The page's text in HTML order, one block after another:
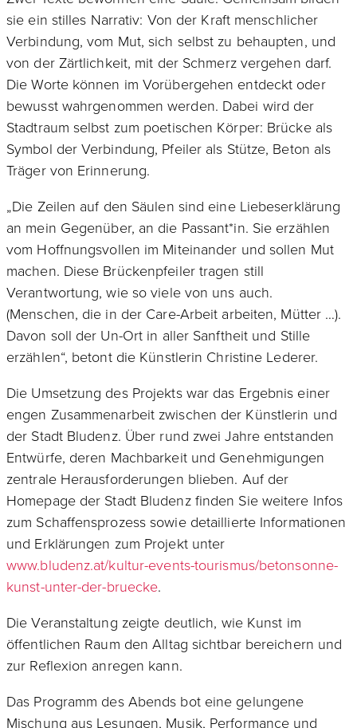
sie ein stilles Narrativ: Von der Kraft menschlicher
Verbindung, vom Mut, sich selbst zu behaupten, und
von der Zärtlichkeit, mit der Schmerz vergehen darf.
Die Worte können im Vorübergehen entdeckt oder
bewusst wahrgenommen werden. Dabei wird der
Stadtraum selbst zum poetischen Körper: Brücke als
Symbol der Verbindung, Pfeiler als Stütze, Beton als
Träger von Erinnerung.
„Die Zeilen auf den Säulen sind eine Liebeserklärung
an mein Gegenüber, an die Passant*in. Sie erzählen
vom Hoffnungsvollen im Miteinander und sollen Mut
machen. Diese Brückenpfeiler tragen still
Verantwortung, wie so viele von uns auch.
(Menschen, die in der Care-Arbeit arbeiten, Mütter …).
Davon soll der Un-Ort in aller Sanftheit und Stille
erzählen“, betont die Künstlerin Christine Lederer.
Die Umsetzung des Projekts war das Ergebnis einer
engen Zusammenarbeit zwischen der Künstlerin und
der Stadt Bludenz. Über rund zwei Jahre entstanden
Entwürfe, deren Machbarkeit und Genehmigungen
zentrale Herausforderungen blieben. Auf der
Homepage der Stadt Bludenz finden Sie weitere Infos
zum Schaffensprozess sowie detaillierte Informationen
und Erklärungen zum Projekt unter
www.bludenz.at/kultur-events-tourismus/betonsonne-
kunst-unter-der-bruecke.
Die Veranstaltung zeigte deutlich, wie Kunst im
öffentlichen Raum den Alltag sichtbar bereichern und
zur Reflexion anregen kann.
Das Programm des Abends bot eine gelungene
Mischung aus Lesungen, Musik, Performance und